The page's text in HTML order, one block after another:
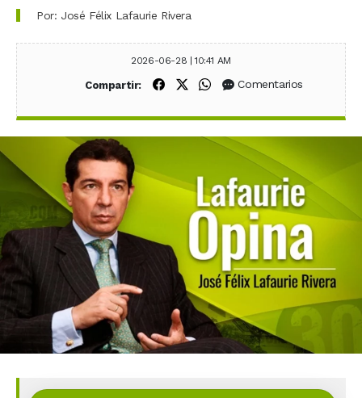
Por: José Félix Lafaurie Rivera
2026-06-28 | 10:41 AM
Compartir: Compartir en Facebook
Compartir en X (Twitter)
Compartir en WhatsApp
Comentarios